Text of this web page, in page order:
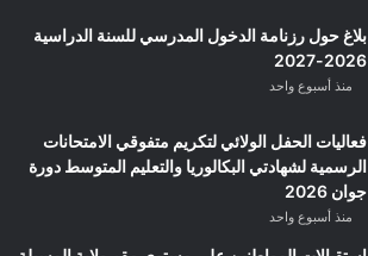
بلاغ حول رزنامة الدخول المدرسي للسنة الدراسية
2026-2027
منذ أسبوع واحد
فعاليات الحفل الولائي لتكريم متفوقي الامتحانات
الرسمية لشهادتي البكالوريا والتعليم المتوسط دورة
جوان 2026
منذ أسبوع واحد